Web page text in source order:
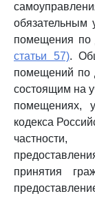
обязательным
помещения по
статьи 57).
помещений по
состоящим на
помещениях,
кодекса
частности,
принятия